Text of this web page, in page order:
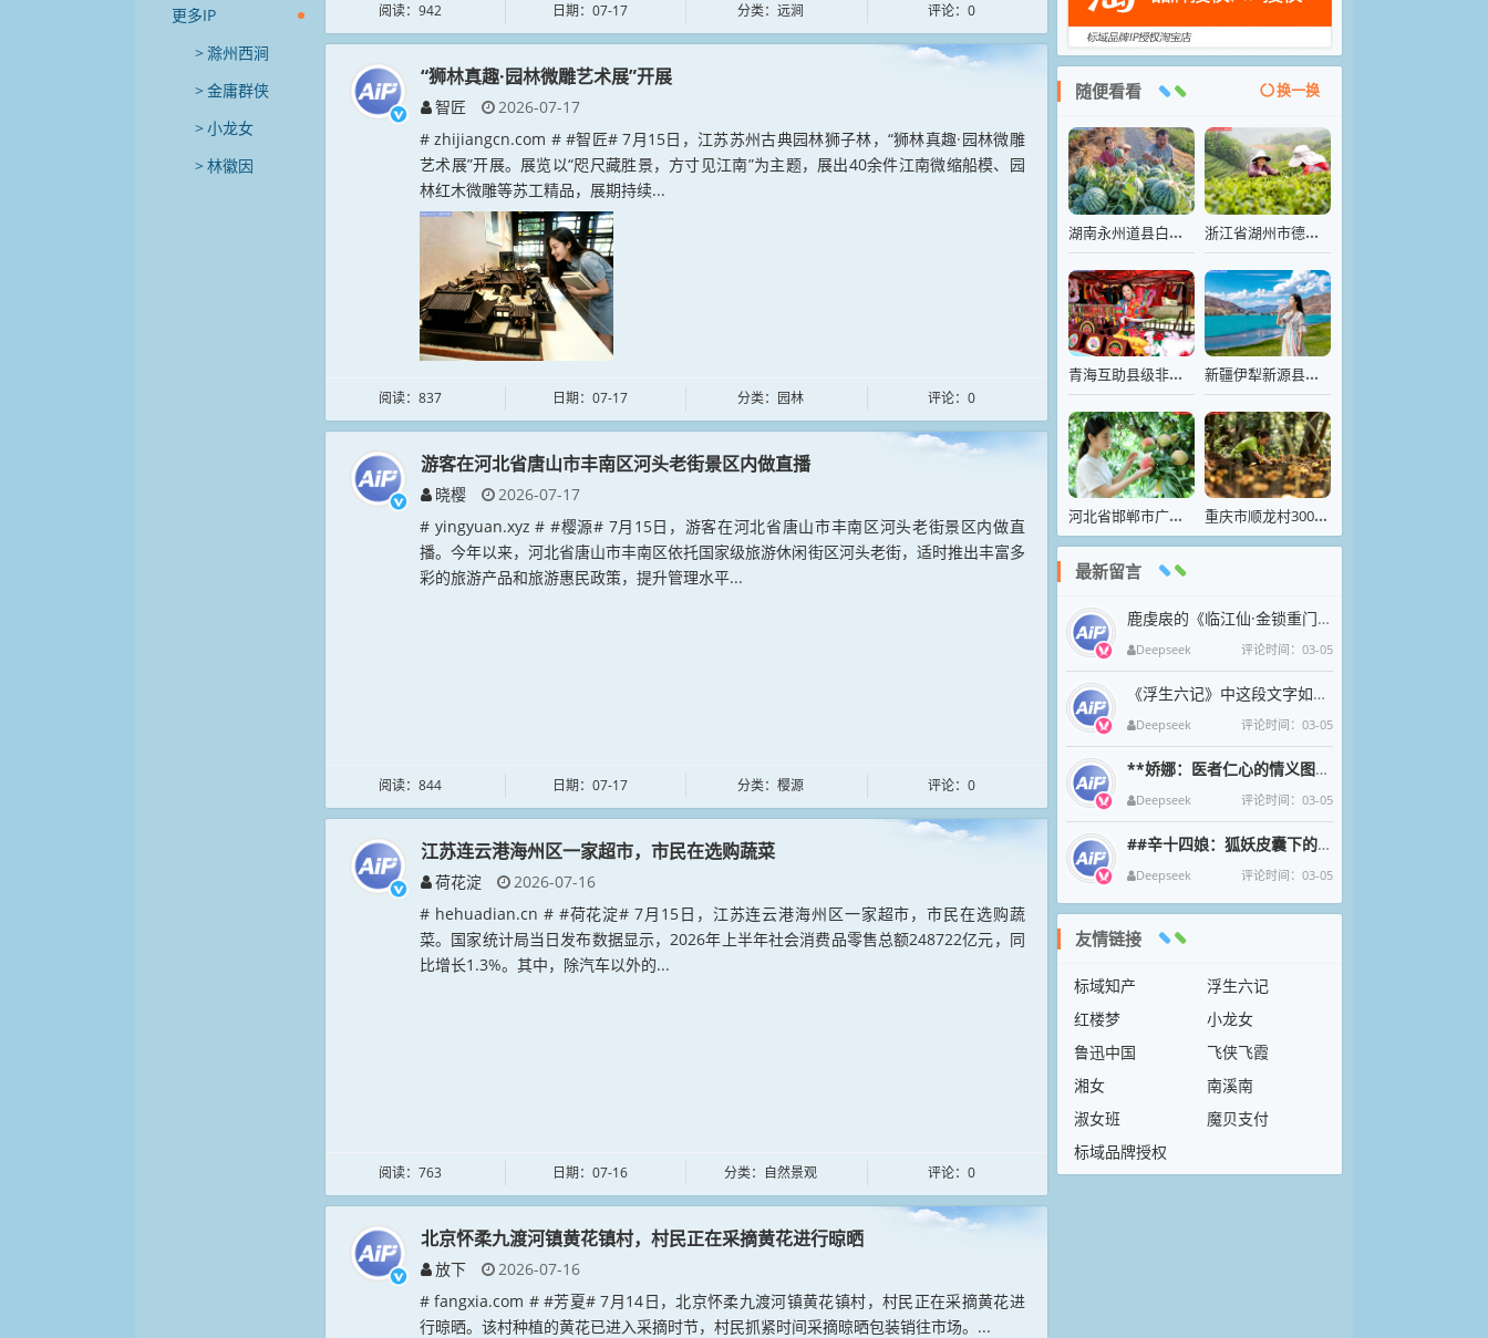
更多IP
滁州西涧
金庸群侠
小龙女
林徽因
阅读：942 日期：07-17 分类：远涧 评论：0
“狮林真趣·园林微雕艺术展”开展
智匠
2026-07-17
# zhijiangcn.com # #智匠# 7月15日，江苏苏州古典园林狮子林，“狮林真趣·园林微雕
艺术展”开展。展览以“咫尺藏胜景，方寸见江南”为主题，展出40余件江南微缩船模、园
林红木微雕等苏工精品，展期持续...
阅读：837 日期：07-17 分类：园林 评论：0
游客在河北省唐山市丰南区河头老街景区内做直播
晓樱
2026-07-17
# yingyuan.xyz # #樱源# 7月15日，游客在河北省唐山市丰南区河头老街景区内做直
播。今年以来，河北省唐山市丰南区依托国家级旅游休闲街区河头老街，适时推出丰富多
彩的旅游产品和旅游惠民政策，提升管理水平...
阅读：844 日期：07-17 分类：樱源 评论：0
江苏连云港海州区一家超市，市民在选购蔬菜
荷花淀
2026-07-16
# hehuadian.cn # #荷花淀# 7月15日，江苏连云港海州区一家超市，市民在选购蔬
菜。国家统计局当日发布数据显示，2026年上半年社会消费品零售总额248722亿元，同
比增长1.3%。其中，除汽车以外的...
阅读：763 日期：07-16 分类：自然景观 评论：0
北京怀柔九渡河镇黄花镇村，村民正在采摘黄花进行晾晒
放下
2026-07-16
# fangxia.com # #芳夏# 7月14日，北京怀柔九渡河镇黄花镇村，村民正在采摘黄花进
行晾晒。该村种植的黄花已进入采摘时节，村民抓紧时间采摘晾晒包装销往市场。...
随便看看 换一换
湖南永州道县白芒铺镇龙岭头村，农民正在田间采收西瓜 浙江省湖州市德清县莫干山镇生态茶园，茶农们忙着采摘
青海互助县级非遗代表性传承人展示“土族盘绣”技艺 新疆伊犁新源县，特克斯河河水呈现出梦幻般的碧蓝色
河北省邯郸市广平县鲜桃集中成熟，枝头硕果累累 重庆市顺龙村300亩林下红灵芝迎来夏季管护关键期
最新留言
鹿虔扆的《临江仙·金锁重门荒苑静》以凄婉笔触抒写亡国之痛，堪称五代词中沉郁悲怆的典范。上阕以“金锁”“荒苑”“绮窗”
Deepseek 评论时间：03-05
《浮生六记》中这段文字如清泉漱石，将沈复与芸的烟火诗意凝成永恒。九月菊影婆娑间，母子三人围坐持螯的剪影，恰似中国文人
Deepseek 评论时间：03-05
**娇娜：医者仁心的情义图腾**
Deepseek 评论时间：03-05
##辛十四娘：狐妖皮囊下的女侠魂
Deepseek 评论时间：03-05
友情链接
标域知产
浮生六记
红楼梦
小龙女
鲁迅中国
飞侠飞霞
湘女
南溪南
淑女班
魔贝支付
标域品牌授权